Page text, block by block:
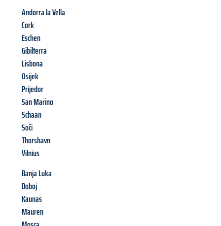
Andorra la Vella
Cork
Eschen
Gibilterra
Lisbona
Osijek
Prijedor
San Marino
Schaan
Soči
Thorshavn
Vilnius
Banja Luka
Doboj
Kaunas
Mauren